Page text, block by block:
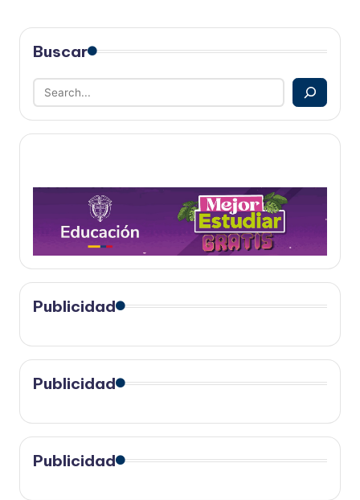
Buscar
Publicidad
Publicidad
Publicidad